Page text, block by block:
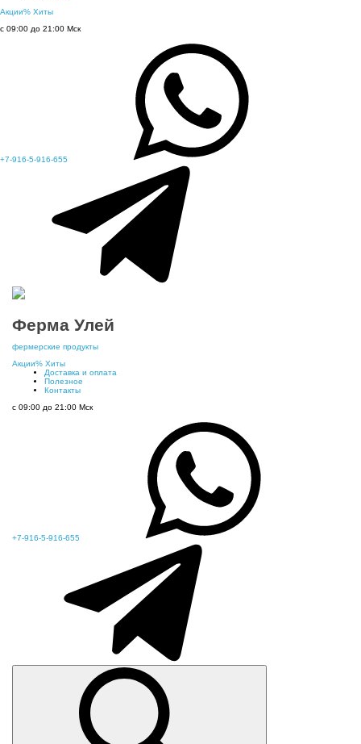
Акции% Хиты
с 09:00 до 21:00 Мск
+7-916-5-916-655
Ферма Улей
фермерские продукты
Акции% Хиты
Доставка и оплата
Полезное
Контакты
с 09:00 до 21:00 Мск
+7-916-5-916-655